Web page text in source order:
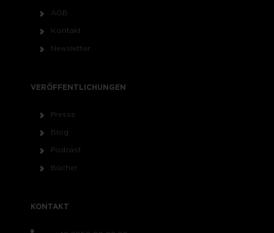
AGB
Kontakt
Newsletter
VERÖFFENTLICHUNGEN
Presse
Blog
Podcast
Bücher
KONTAKT